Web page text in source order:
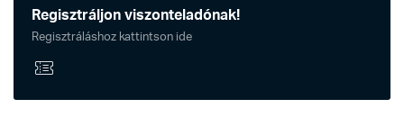
Regisztráljon viszonteladónak!
Regisztráláshoz kattintson ide